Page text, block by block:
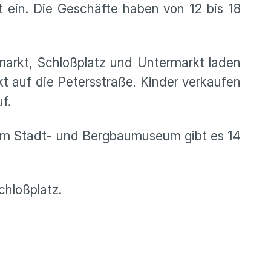
Die Geschäfte haben von 12 bis 18
Schloßplatz und Untermarkt laden
auf die Petersstraße. Kinder verkaufen
Stadt- und Bergbaumuseum gibt es 14